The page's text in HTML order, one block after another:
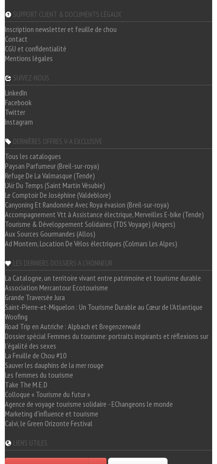
SUPPORT CLIENT & DOCUMENTS LÉGAUX
Inscription newsletter et feuille de chou
Contact
CGU et confidentialité
Mentions légales
SUIVEZ-NOUS
LinkedIn
Facebook
Twitter
Instagram
DERNIÈRES OFFRES V-A EXCLUSIVE
Tous les catalogues
Paysan Parfumeur (Breil-sur-roya)
Refuge De La Valmasque (Tende)
L'Air Du Temps (Saint Martin Vésubie)
Le Comptoir De Joséphine (Valdeblore)
Canyoning Et Randonnée Avec Roya évasion (Breil-sur-roya)
Accompagnement Vtt à Assistance électrique, Merveilles E-bike (Tende)
Tourisme & Développement Solidaires (TDS Voyage) (Angers)
Aux Sources Gourmandes (Allos)
Ad Montem, Location De Vélos électriques (Colmars Les Alpes)
LES DERNIERS DOSSIERS A L'HONNEUR
La Catalogne, un territoire vivant entre patrimoine et tourisme durable
Association Mercantour Ecotourisme
Grande Traversée Jura
Saint-Pierre-et-Miquelon : Un Tourisme Durable au Cœur de l'Atlantique
Woofing
Road Trip en Autriche : Alpbach et Bregenzerwald
Dossier spécial Femmes du tourisme: portraits inspirants et réflexions sur
l'égalité des sexes
La Feuille de Chou #10
Sauver les dauphins de la mer rouge
Les femmes du tourisme
Take The M.E.D
Colloque « Tourisme du futur »
Agence de voyage tourisme solidaire - EChangeons le monde
Marketing d'influence et tourisme
Calvi, le Green Orizonte Festival
LIENS UTILES